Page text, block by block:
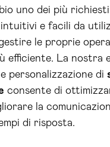
uno dei più
e facili da
le proprie
efficiente. La nostra
personalizzazione di
consente di
la
di risposta.